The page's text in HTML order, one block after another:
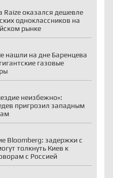
Raize оказался дешевле
одноклассников на
рынке
нашли на дне Баренцева
газовые
неизбежно»:
пригрозил западным
Bloomberg: задержки с
толкнуть Киев к
с Россией